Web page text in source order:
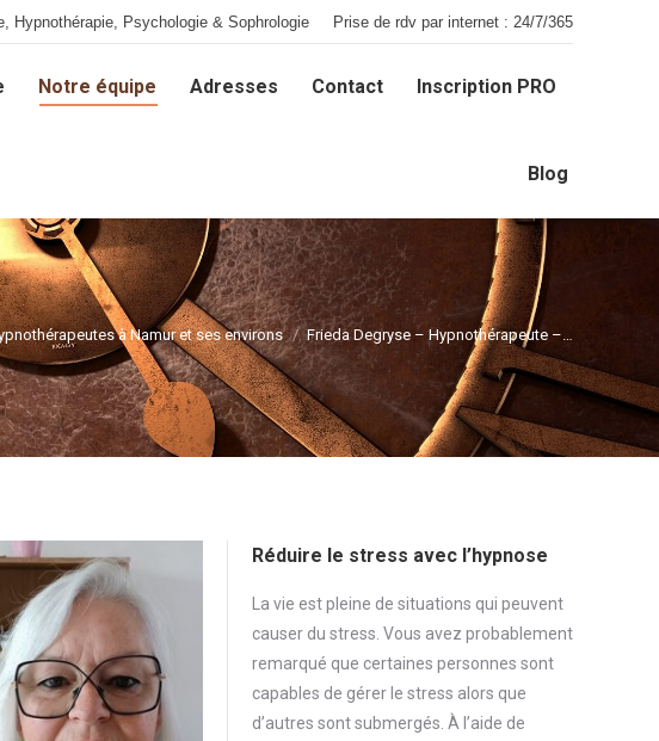
Hypnothérapie, Psychologie & Sophrologie Prise de rdv par internet : 24/7/365
Notre équipe Adresses Contact Inscription PRO
Blog
Vous êtes ici :
à Namur et ses environs Frieda Degryse – Hypnothérapeute –…
Réduire le stress avec l’hypnose
La vie est pleine de situations qui peuvent
causer du stress . Vous avez probablement
remarqué que certaines personnes sont
capables de gérer le stress alors que
d’autres sont submergés. À l’aide de
Notre équipe Adresses Contact Inscription PRO